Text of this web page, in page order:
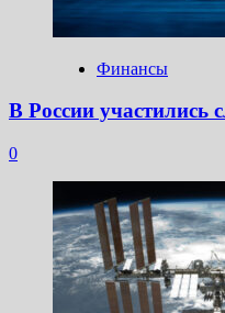
Финансы
В России участились
0